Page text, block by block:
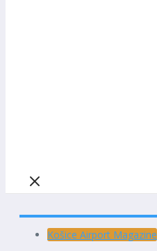
Košice Airport Magazine